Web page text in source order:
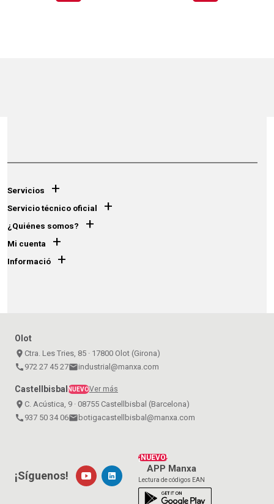
Servicios +
Servicio técnico oficial +
¿Quiénes somos? +
Mi cuenta +
Informació +
Olot
place Ctra. Les Tries, 85 · 17800 Olot (Girona)
call 972 27 45 27emailindustrial@manxa.com
CastellbisbalNUEVOVer más
place C. Acústica, 9 · 08755 Castellbisbal (Barcelona)
call 937 50 34 06emailbotigacastellbisbal@manxa.com
¡NUEVO!
APP Manxa
Lectura de códigos EAN
¡Síguenos!